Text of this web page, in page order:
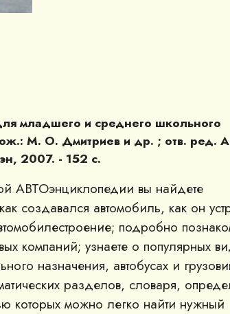
младшего и среднего школьного
М. О. Дмитриев и др. ; отв. ред.
2007. - 152 с.
АВТОэнциклопедии вы найдете
создавался автомобиль, как он
подробно
компаний; узнаете о популярных
назначения, автобусах и
разделов, словаря,
которых можно легко найти нужный